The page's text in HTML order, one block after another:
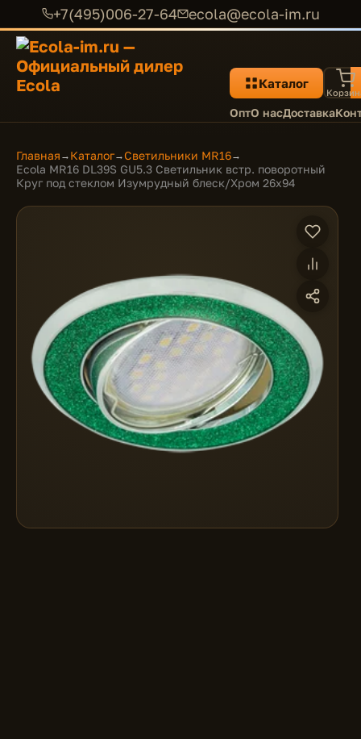
+7(495)006-27-64 ecola@ecola-im.ru
Каталог
ОптО насДоставка
Главная → Каталог→Светильники MR16→
Ecola MR16 DL39S GU5.3 Светильник встр. поворотный
Круг под стеклом Изумрудный блеск/Хром 26x94